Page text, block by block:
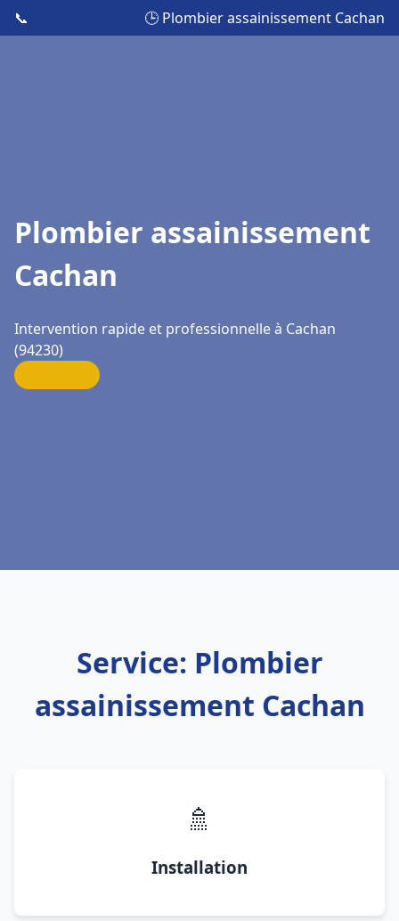
📞 🕒 Plombier assainissement Cachan
Plombier assainissement
Cachan
Intervention rapide et professionnelle à Cachan
(94230)
Service: Plombier
assainissement Cachan
🚿
Installation